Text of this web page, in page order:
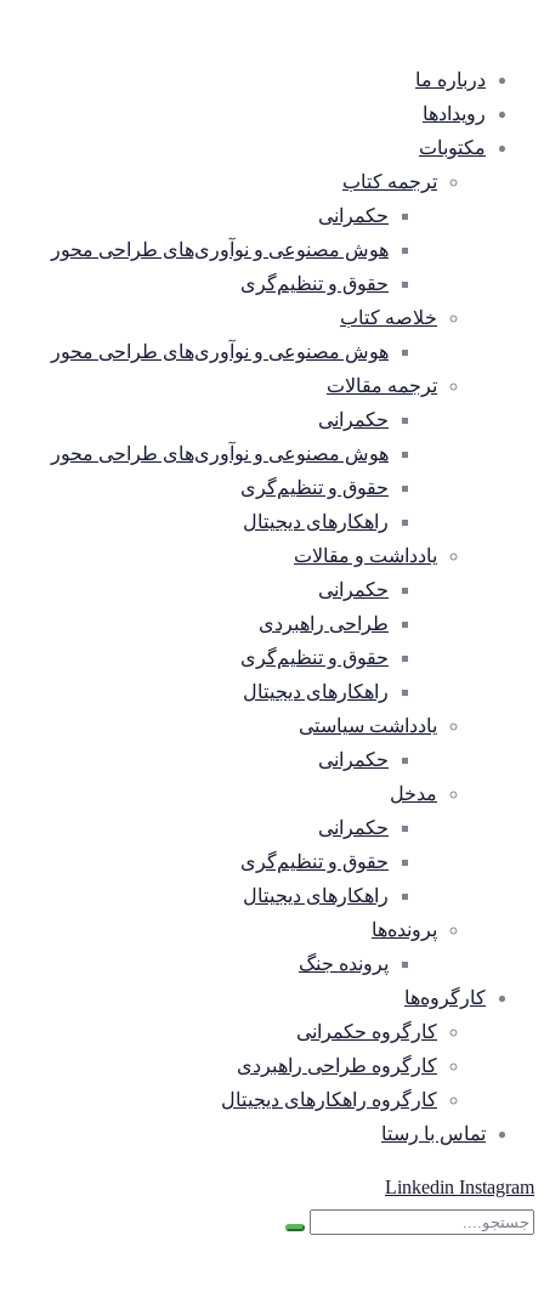
درباره ما
رویدادها
مکتوبات
ترجمه کتاب
حکمرانی
هوش مصنوعی و نوآوری‌های طراحی محور
حقوق و تنظیم‌گری
خلاصه کتاب
هوش مصنوعی و نوآوری‌های طراحی محور
ترجمه مقالات
حکمرانی
هوش مصنوعی و نوآوری‌های طراحی محور
حقوق و تنظیم‌گری
راهکارهای دیجیتال
یادداشت و مقالات
حکمرانی
طراحی راهبردی
حقوق و تنظیم‌گری
راهکارهای دیجیتال
یادداشت سیاستی
حکمرانی
مدخل
حکمرانی
حقوق و تنظیم‌گری
راهکارهای دیجیتال
پرونده‌ها
پرونده جنگ
کارگروه‌ها
کارگروه حکمرانی
کارگروه طراحی راهبردی
کارگروه راهکارهای دیجیتال
تماس با رستا
Linkedin Instagram